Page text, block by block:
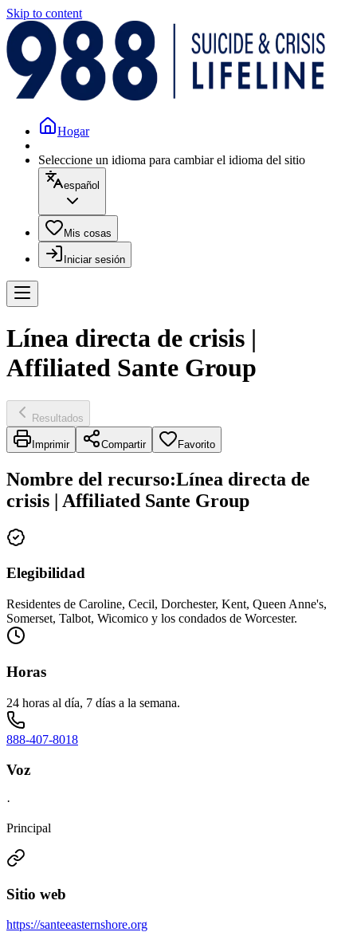
Skip to content
Hogar
Seleccione un idioma para cambiar el idioma del sitio
español
Mis cosas
Iniciar sesión
Línea directa de crisis |
Affiliated Sante Group
Resultados
Imprimir Compartir Favorito
Nombre del recurso:Línea directa de
crisis | Affiliated Sante Group
Elegibilidad
Residentes de Caroline, Cecil, Dorchester, Kent, Queen Anne's,
Somerset, Talbot, Wicomico y los condados de Worcester.
Horas
24 horas al día, 7 días a la semana.
888-407-8018
Voz
·
Principal
Sitio web
https://santeeasternshore.org